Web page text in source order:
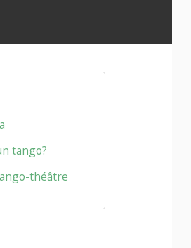
tango?
théâtre